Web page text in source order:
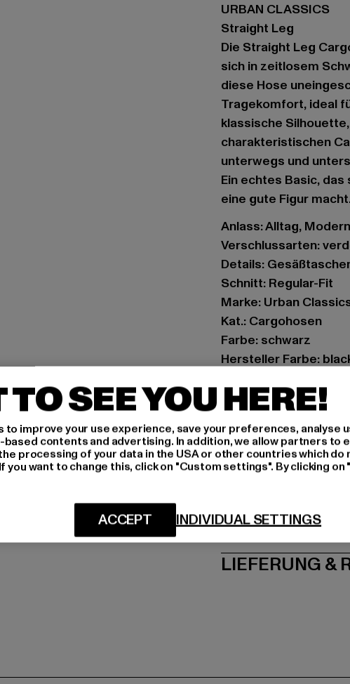
URBAN CLASSICS
Straight Leg
Die Straight Leg
sich in zeitlosem
diese Hose
Tragekomfort, ideal
klassische
charakteristischen
unterwegs und
Ein echtes Basic,
eine gute Figur
Anlass: Alltag,
Verschlussarten:
Details:
Schnitt: Regular-Fit
Marke: Urban
Kat.: Cargohosen
Farbe: schwarz
Hersteller Farbe:
Art.Nr: TB4705-00007
Hersteller: TB
Dr.-Robert-Murjahn-
LIEFERUNG &
SEE YOU HERE!
to improve your use experience, save your preferences, analyse
contents and advertising. In addition, we allow partners to
processing of your data in the USA or other countries which do
want to change this, click on "Custom settings". By clicking
INDIVIDUAL SETTINGS
ACCEPT